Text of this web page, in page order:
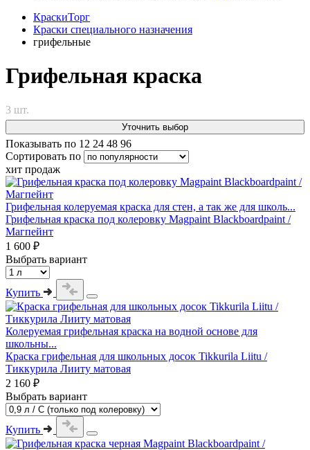
КраскиТорг
Краски специального назначения
грифельные
Грифельная краска
3 шт.
Уточнить выбор
Показывать по 12 24 48 96
Сортировать по
хит продаж
Грифельная колеруемая краска для стен, а так же для школь...
Грифельная краска под колеровку Magpaint Blackboardpaint /
Магпейнт
1 600 ₽
Выбрать вариант
Купить
Колеруемая грифельная краска на водной основе для
школьны...
Краска грифельная для школьных досок Tikkurila Liitu /
Тиккурила Лииту матовая
2 160 ₽
Выбрать вариант
Купить